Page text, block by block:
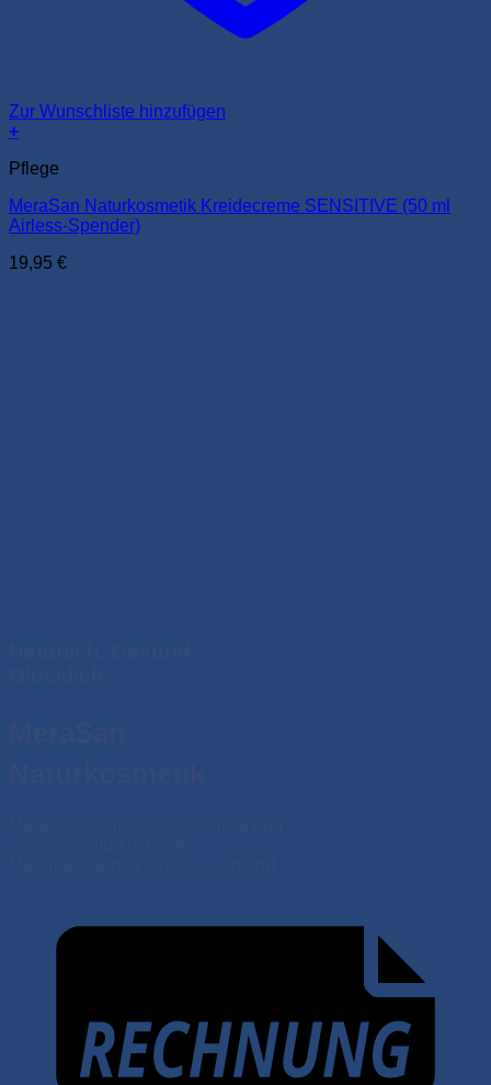
Zur Wunschliste hinzufügen
+
Pflege
MeraSan Naturkosmetik Kreidecreme SENSITIVE (50 ml
Airless-Spender)
19,95 €